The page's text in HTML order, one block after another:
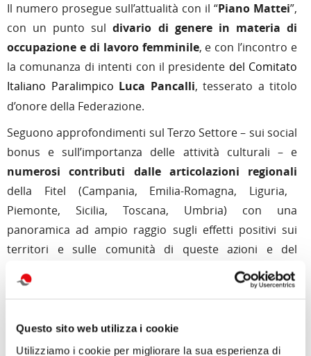
Questo sito web utilizza i cookie
Utilizziamo i cookie per migliorare la sua esperienza di
Il numero prosegue sull’attualità con il “Piano Mattei”,
con un punto suldivario di genere in materia di
occupazione e di lavoro femminile, e con l’incontro e
la comunanza di intenti con il presidente del Comitato
Italiano Paralimpico Luca Pancalli, tesserato a titolo
d’onore della Federazione.
Seguono approfondimenti sul Terzo Settore – sui social
bonus e sull’importanza delle attività culturali – e
numerosi contributi dalle articolazioni regionali
della Fitel (Campania, Emilia-Romagna, Liguria,
Piemonte, Sicilia, Toscana, Umbria) con una
panoramica ad ampio raggio sugli effetti positivi sui
territori e sulle comunità di queste azioni e del
Federico Caffè, al grande pianista di recente